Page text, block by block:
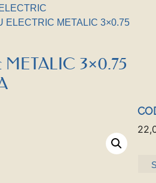
ELECTRIC METALIC 3×0.75
METALIC 3×0.75